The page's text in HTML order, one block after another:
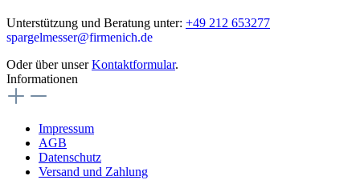
Unterstützung und Beratung unter: +49 212 653277
spargelmesser@firmenich.de
Oder über unserKontaktformular.
Informationen
Impressum
AGB
Datenschutz
Versand und Zahlung